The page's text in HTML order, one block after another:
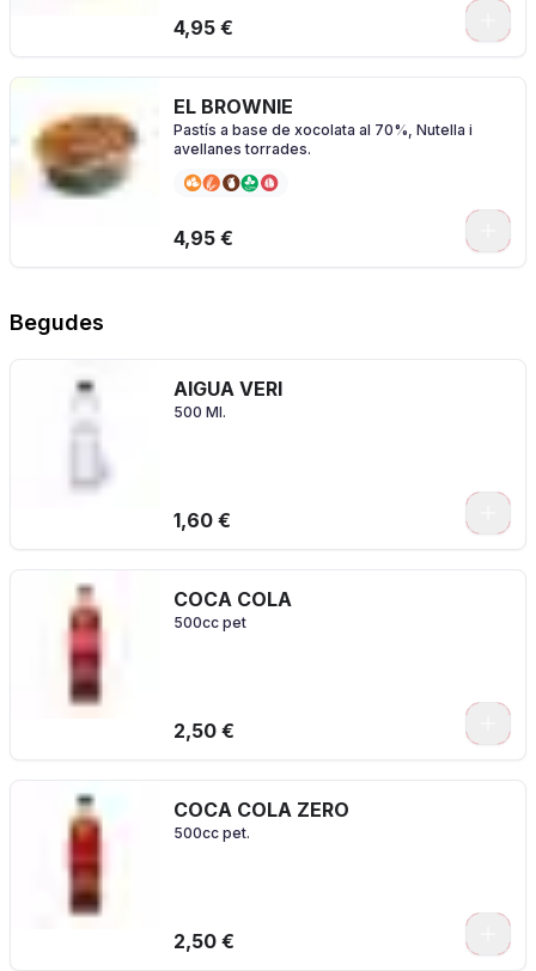
4,95 €
EL BROWNIE
Pastís a base de xocolata al 70%, Nutella i
avellanes torrades.
4,95 €
Begudes
AIGUA VERI
500 Ml.
1,60 €
COCA COLA
500cc pet
2,50 €
COCA COLA ZERO
500cc pet.
2,50 €